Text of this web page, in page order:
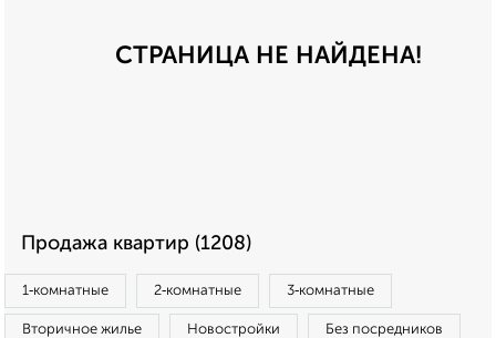
СТРАНИЦА НЕ НАЙДЕНА!
Продажа квартир (1208)
1‑комнатные 2‑комнатные 3‑комнатные
Вторичное жилье Новостройки Без посредников